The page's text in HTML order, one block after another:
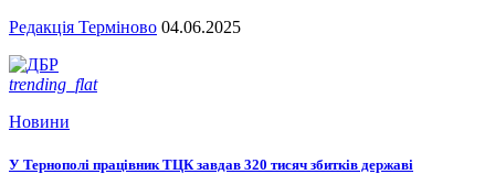
Редакція Терміново 04.06.2025
trending_flat
Новини
У Тернополі працівник ТЦК завдав 320 тисяч збитків державі